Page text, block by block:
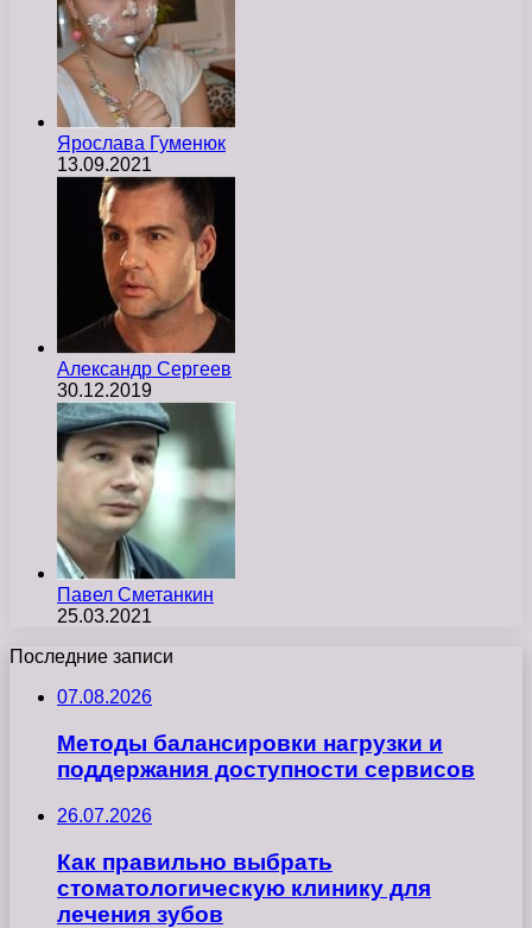
Ярослава Гуменюк
13.09.2021
Александр Сергеев
30.12.2019
Павел Сметанкин
25.03.2021
Последние записи
07.08.2026
Методы балансировки нагрузки и
поддержания доступности сервисов
26.07.2026
Как правильно выбрать
стоматологическую клинику для
лечения зубов